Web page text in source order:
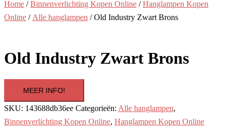
Home /Binnenverlichting Kopen Online /Hanglampen Kopen
Online / Alle hanglampen / Old Industry Zwart Brons
Old Industry Zwart Brons
MEER INFO!
SKU: 143688db36ee Categorieën: Alle hanglampen,
Binnenverlichting Kopen Online, Hanglampen Kopen Online